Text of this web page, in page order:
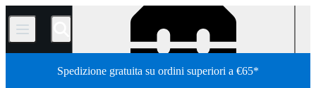
/
Spedizione gratuita su ordini superiori a €65*